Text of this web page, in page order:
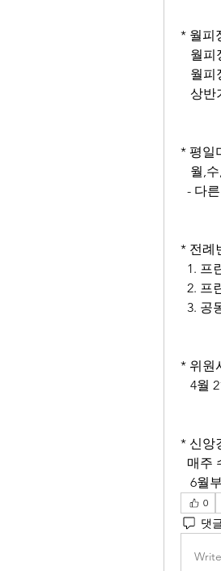
* 월피
월
월
* 평일
월
-
* 전례
1.
2.
3.
* 위원
4
* 신앙
매주
6
0
댓